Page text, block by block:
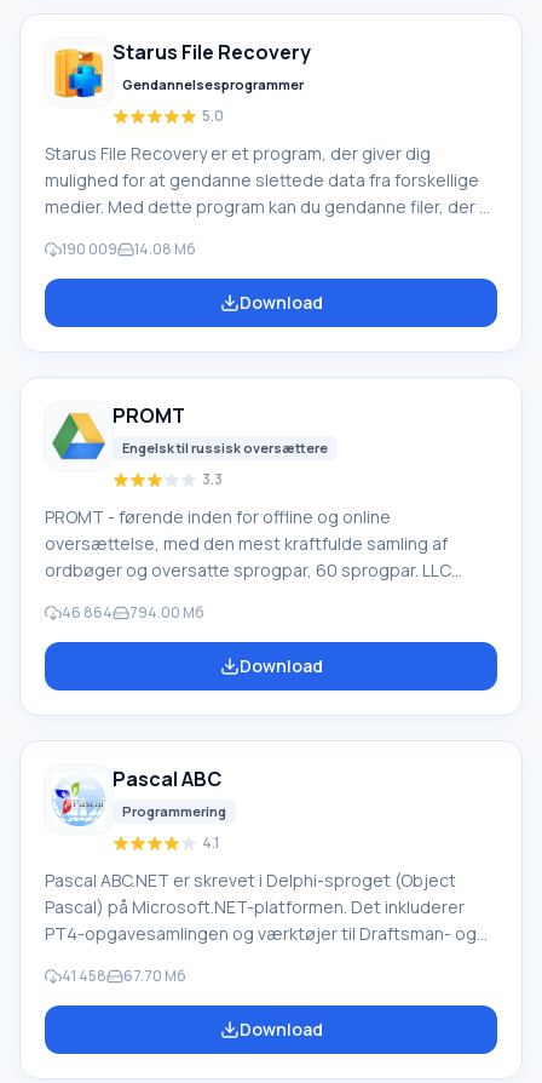
Starus File Recovery
Gendannelsesprogrammer
5.0
Starus File Recovery er et program, der giver dig
mulighed for at gendanne slettede data fra forskellige
medier. Med dette program kan du gendanne filer, der er
slettet uden om papirkurven, skjult af ondsindet
software, mistet på grund af softwarefejl, fuldstændig
tømning af papirkurven, formatering eller sletning af
190 009 14.08 Мб
Download
PROMT
Engelsk til russisk oversættere
3.3
PROMT - førende inden for offline og online
oversættelse, med den mest kraftfulde samling af
ordbøger og oversatte sprogpar, 60 sprogpar. LLC
oversættelsessystemer til private brugere og
virksomheder. PROMT-software giver oversættelse af
enhver tekst ved hjælp af indbyggede ordbøger,
udenlandsk firma
46 864 794.00 Мб
Download
Pascal ABC
Programmering
4.1
Pascal ABC.NET er skrevet i Delphi-sproget (Object
Pascal) på Microsoft.NET-platformen. Det inkluderer
PT4-opgavesamlingen og værktøjer til Draftsman- og
lærer programmering. Hovedformålet med Pascal
ABC.NET-programmeringssystemet er at studere og
undervise i moderne programmeringssprog. Funktioner
41 458 67.70 Мб
Download